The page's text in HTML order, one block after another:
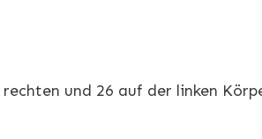
und 26 auf der linken